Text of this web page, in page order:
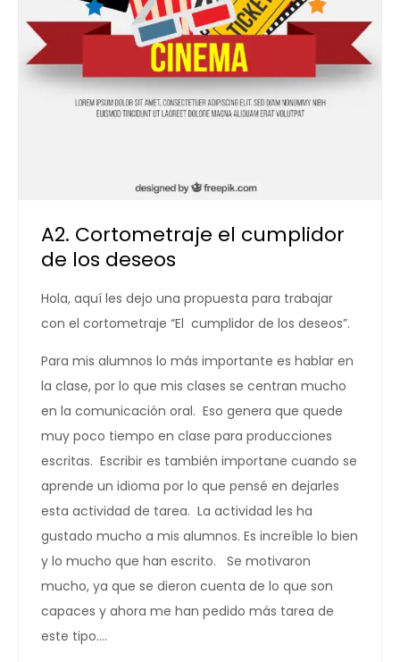
A2. Cortometraje el cumplidor
de los deseos
Hola, aquí les dejo una propuesta para trabajar
con el cortometraje “El cumplidor de los deseos”.
Para mis alumnos lo más importante es hablar en
la clase, por lo que mis clases se centran mucho
en la comunicación oral. Eso genera que quede
muy poco tiempo en clase para producciones
escritas. Escribir es también importane cuando se
aprende un idioma por lo que pensé en dejarles
esta actividad de tarea. La actividad les ha
gustado mucho a mis alumnos. Es increíble lo bien
y lo mucho que han escrito. Se motivaron
mucho, ya que se dieron cuenta de lo que son
capaces y ahora me han pedido más tarea de
este tipo….